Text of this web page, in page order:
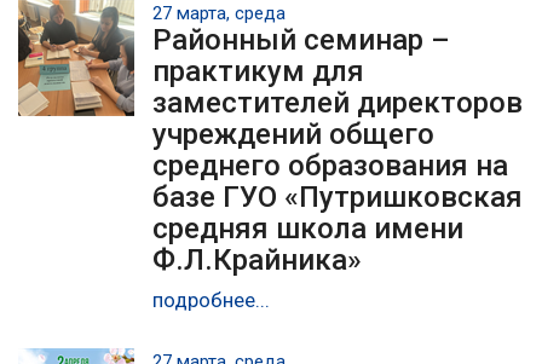
27 марта, среда
Районный семинар –
практикум для
заместителей директоров
учреждений общего
среднего образования на
базе ГУО «Путришковская
средняя школа имени
Ф.Л.Крайника»
подробнее...